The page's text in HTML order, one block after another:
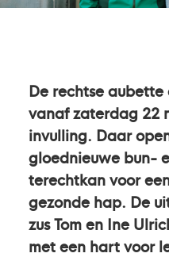
De rechtse
vanaf zaterdag 22
invulling. Daar
gloednieuwe bun-
terechtkan voor
gezonde hap. De
zus Tom en Ine
met een hart voor